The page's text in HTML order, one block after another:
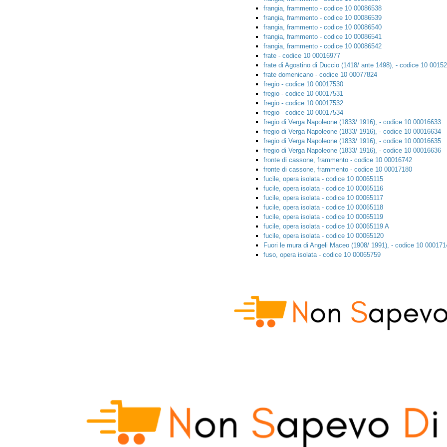
frangia, frammento - codice 10 00086538
frangia, frammento - codice 10 00086539
frangia, frammento - codice 10 00086540
frangia, frammento - codice 10 00086541
frangia, frammento - codice 10 00086542
frate - codice 10 00016977
frate di Agostino di Duccio (1418/ ante 1498), - codice 10
frate domenicano - codice 10 00077824
fregio - codice 10 00017530
fregio - codice 10 00017531
fregio - codice 10 00017532
fregio - codice 10 00017534
fregio di Verga Napoleone (1833/ 1916), - codice 10 00016633
fregio di Verga Napoleone (1833/ 1916), - codice 10 00016634
fregio di Verga Napoleone (1833/ 1916), - codice 10 00016635
fregio di Verga Napoleone (1833/ 1916), - codice 10 00016636
fronte di cassone, frammento - codice 10 00016742
fronte di cassone, frammento - codice 10 00017180
fucile, opera isolata - codice 10 00065115
fucile, opera isolata - codice 10 00065116
fucile, opera isolata - codice 10 00065117
fucile, opera isolata - codice 10 00065118
fucile, opera isolata - codice 10 00065119
fucile, opera isolata - codice 10 00065119 A
fucile, opera isolata - codice 10 00065120
Fuori le mura di Angeli Maceo (1908/ 1991), - codice 10
fuso, opera isolata - codice 10 00065759